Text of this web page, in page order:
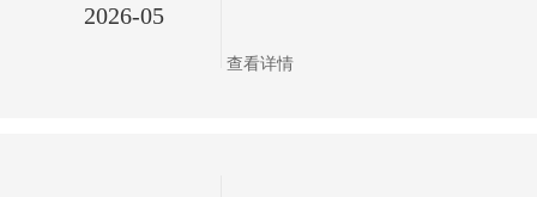
2026-05
查看详情